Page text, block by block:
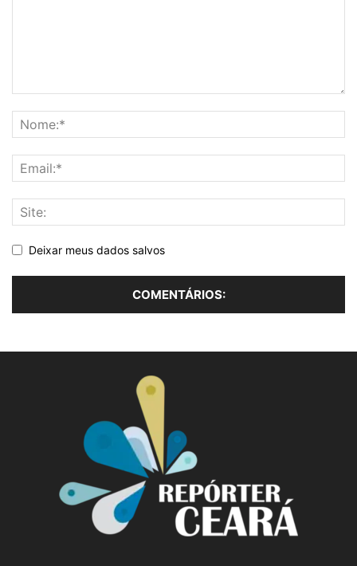
Deixar meus dados salvos